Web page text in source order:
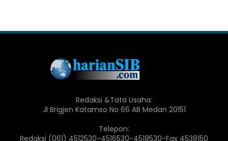
Redaksi &Tata Usaha:
Jl Brigjen Katamso No 66 AB Medan 20151
Telepon:
Redaksi (061) 4512530-4516530-4518530-Fax 4538150